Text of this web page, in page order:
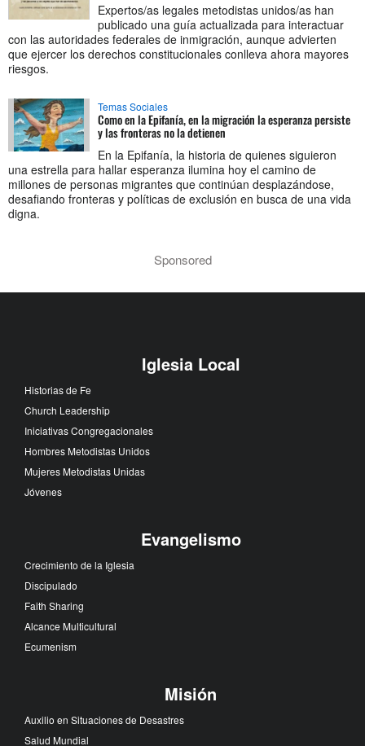
Expertos/as legales metodistas unidos/as han
publicado una guía actualizada para interactuar
con las autoridades federales de inmigración, aunque advierten
que ejercer los derechos constitucionales conlleva ahora mayores
riesgos.
Temas Sociales
Como en la Epifanía, en la migración la esperanza persiste
y las fronteras no la detienen
En la Epifanía, la historia de quienes siguieron
una estrella para hallar esperanza ilumina hoy el camino de
millones de personas migrantes que continúan desplazándose,
desafiando fronteras y políticas de exclusión en busca de una vida
digna.
Sponsored
Iglesia Local
Historias de Fe
Church Leadership
Iniciativas Congregacionales
Hombres Metodistas Unidos
Mujeres Metodistas Unidas
Jóvenes
Evangelismo
Crecimiento de la Iglesia
Discipulado
Faith Sharing
Alcance Multicultural
Ecumenism
Misión
Auxilio en Situaciones de Desastres
Salud Mundial